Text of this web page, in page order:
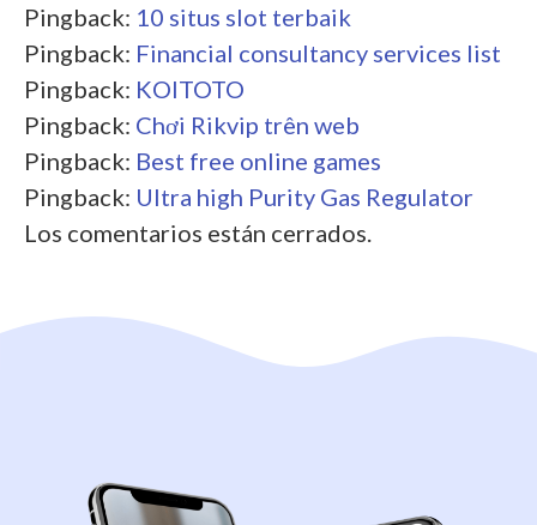
Pingback: 10 situs slot terbaik
Pingback: Financial consultancy services list
Pingback: KOITOTO
Pingback: Chơi Rikvip trên web
Pingback: Best free online games
Pingback: Ultra high Purity Gas Regulator
Los comentarios están cerrados.